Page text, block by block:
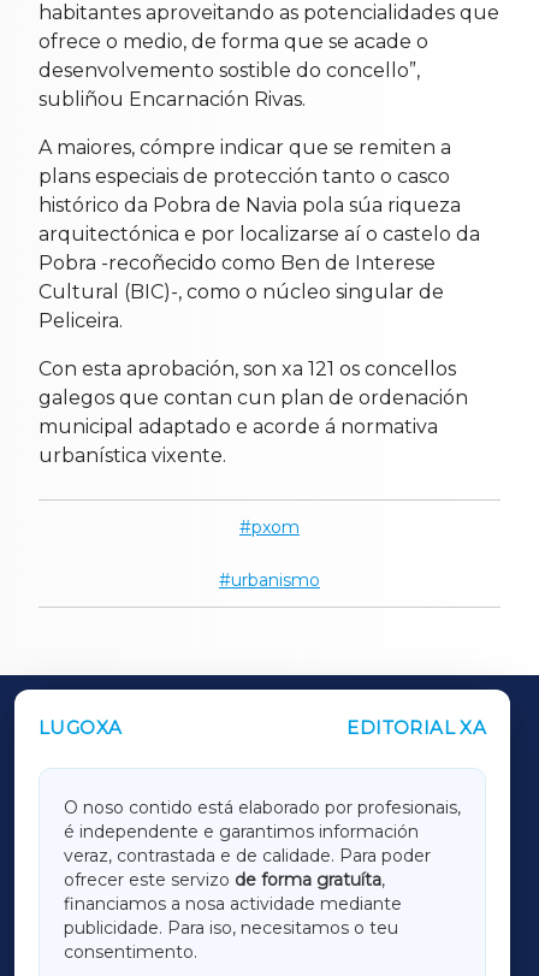
habitantes aproveitando as potencialidades que
ofrece o medio, de forma que se acade o
desenvolvemento sostible do concello”,
subliñou Encarnación Rivas.
A maiores, cómpre indicar que se remiten a
plans especiais de protección tanto o casco
histórico da Pobra de Navia pola súa riqueza
arquitectónica e por localizarse aí o castelo da
Pobra -recoñecido como Ben de Interese
Cultural (BIC)-, como o núcleo singular de
Peliceira.
Con esta aprobación, son xa 121 os concellos
galegos que contan cun plan de ordenación
municipal adaptado e acorde á normativa
urbanística vixente.
pxom
urbanismo
LUGOXA EDITORIAL XA
O noso contido está elaborado por profesionais,
é independente e garantimos información
veraz, contrastada e de calidade. Para poder
ofrecer este servizo de forma gratuíta,
financiamos a nosa actividade mediante
publicidade. Para iso, necesitamos o teu
consentimento.
OUTROS PERIÓDICOS
LUGOXA
TERRACHAXA